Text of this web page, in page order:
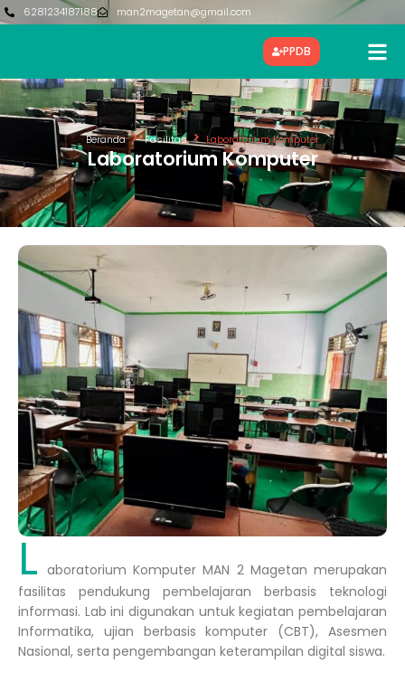
6281234187188 man2magetan@gmail.com
PPDB
Beranda Fasilitas Laboratorium Komputer
Laboratorium Komputer
L aboratorium Komputer MAN 2 Magetan merupakan
fasilitas pendukung pembelajaran berbasis teknologi
informasi. Lab ini digunakan untuk kegiatan pembelajaran
Informatika, ujian berbasis komputer (CBT), Asesmen
Nasional, serta pengembangan keterampilan digital siswa.